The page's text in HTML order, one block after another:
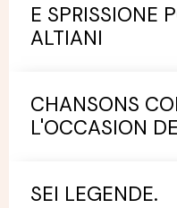
E SPRISSIONE
ALTIANI
CHANSONS
L'OCCASION
SEI LEGENDE.